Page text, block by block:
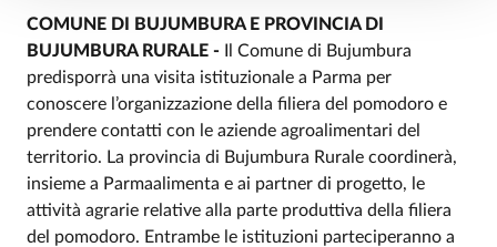
COMUNE DI BUJUMBURA E PROVINCIA DI
BUJUMBURA RURALE -
Il Comune di Bujumbura
predisporrà una visita istituzionale a Parma per
conoscere l’organizzazione della filiera del pomodoro e
prendere contatti con le aziende agroalimentari del
territorio. La provincia di Bujumbura Rurale coordinerà,
insieme a Parmaalimenta e ai partner di progetto, le
attività agrarie relative alla parte produttiva della filiera
del pomodoro. Entrambe le istituzioni parteciperanno a